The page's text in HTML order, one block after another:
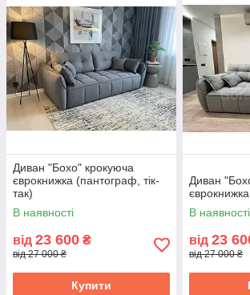
Диван "Бохо" крокуюча
єврокнижка (пантограф, тік-
так)
В наявності
від 23 600 ₴
від 27 000 ₴
Купити
Диван
єврокнижка
В наявності
від 23
від 27 000 ₴